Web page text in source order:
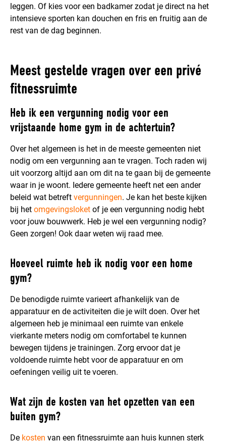
leggen. Of kies voor een badkamer zodat je direct na het
intensieve sporten kan douchen en fris en fruitig aan de
rest van de dag beginnen.
Meest gestelde vragen over een privé
fitnessruimte
Heb ik een vergunning nodig voor een
vrijstaande home gym in de achtertuin?
Over het algemeen is het in de meeste gemeenten niet
nodig om een vergunning aan te vragen. Toch raden wij
uit voorzorg altijd aan om dit na te gaan bij de gemeente
waar in je woont. Iedere gemeente heeft net een ander
beleid wat betreft vergunningen. Je kan het beste kijken
bij het omgevingsloket of je een vergunning nodig hebt
voor jouw bouwwerk. Heb je wel een vergunning nodig?
Geen zorgen! Ook daar weten wij raad mee.
Hoeveel ruimte heb ik nodig voor een home
gym?
De benodigde ruimte varieert afhankelijk van de
apparatuur en de activiteiten die je wilt doen. Over het
algemeen heb je minimaal een ruimte van enkele
vierkante meters nodig om comfortabel te kunnen
bewegen tijdens je trainingen. Zorg ervoor dat je
voldoende ruimte hebt voor de apparatuur en om
oefeningen veilig uit te voeren.
Wat zijn de kosten van het opzetten van een
buiten gym?
De kosten van een fitnessruimte aan huis kunnen sterk